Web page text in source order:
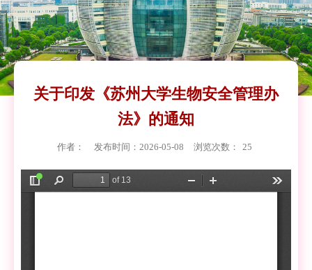
关于印发《苏州大学生物安全管理办
法》的通知
作者： 发布时间：2026-05-08 浏览次数： 25